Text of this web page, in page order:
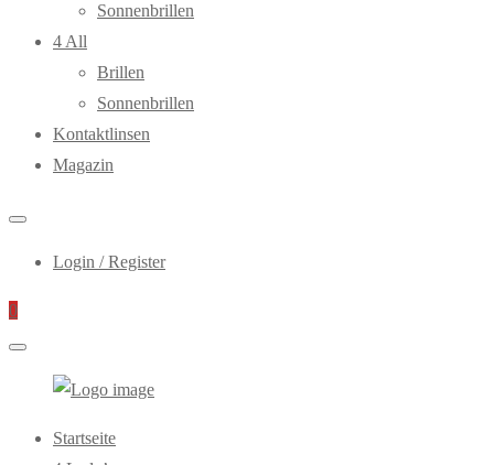
Sonnenbrillen
4 All
Brillen
Sonnenbrillen
Kontaktlinsen
Magazin
Login / Register
0
PrimaryStartseite